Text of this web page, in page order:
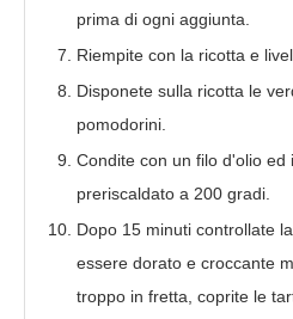
prima di ogni aggiunta.
Riempite con la ricotta e
Disponete sulla ricotta le
pomodorini.
Condite con un filo d'olio ed
preriscaldato a 200 gradi.
Dopo 15 minuti controllate
essere dorato e croccante
troppo in fretta, coprite le